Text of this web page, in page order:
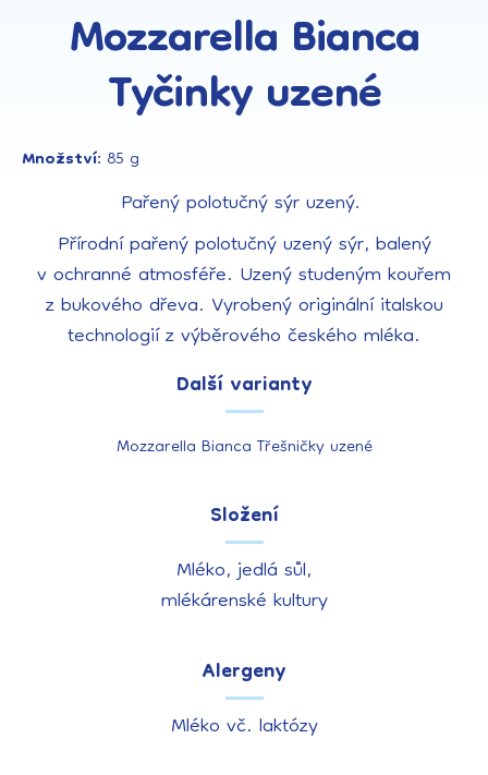
Mozzarella Bianca
Tyčinky uzené
Množství: 85 g
Pařený polotučný sýr uzený.
Přírodní pařený polotučný uzený sýr, balený
v ochranné atmosféře. Uzený studeným kouřem
z bukového dřeva. Vyrobený originální italskou
technologií z výběrového českého mléka.
Další varianty
Mozzarella Bianca Třešničky uzené
Složení
Mléko, jedlá sůl,
mlékárenské kultury
Alergeny
Mléko vč. laktózy